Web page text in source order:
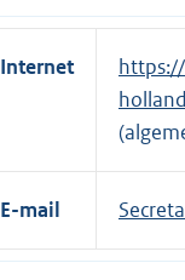
Internet
E
x
t
e
r
e
E-mail